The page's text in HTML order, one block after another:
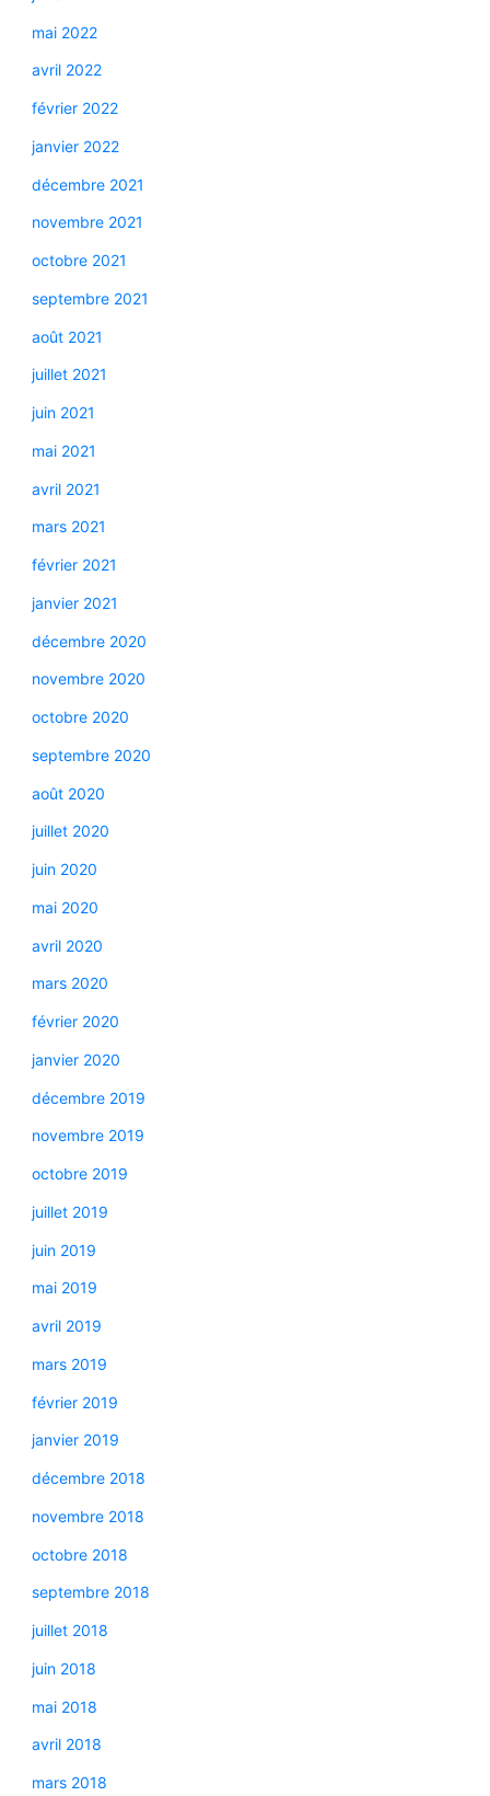
mai 2022
avril 2022
février 2022
janvier 2022
décembre 2021
novembre 2021
octobre 2021
septembre 2021
août 2021
juillet 2021
juin 2021
mai 2021
avril 2021
mars 2021
février 2021
janvier 2021
décembre 2020
novembre 2020
octobre 2020
septembre 2020
août 2020
juillet 2020
juin 2020
mai 2020
avril 2020
mars 2020
février 2020
janvier 2020
décembre 2019
novembre 2019
octobre 2019
juillet 2019
juin 2019
mai 2019
avril 2019
mars 2019
février 2019
janvier 2019
décembre 2018
novembre 2018
octobre 2018
septembre 2018
juillet 2018
juin 2018
mai 2018
avril 2018
mars 2018